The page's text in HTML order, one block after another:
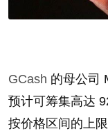
GCash 的母公司
预计可筹集高达
按价格区间的上